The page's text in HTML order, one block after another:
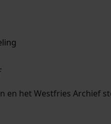
aantal zoektips.
aantal zoektips.
en het Westfries Archief
uw zoekopdracht te